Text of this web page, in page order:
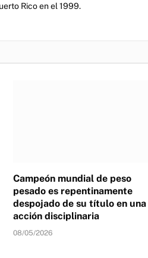
Rico en el 1999.
Campeón mundial de peso
pesado es repentinamente
despojado de su título en una
acción disciplinaria
08/05/2026